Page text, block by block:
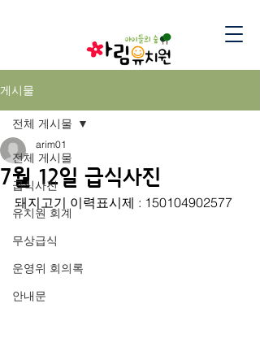
게시물
전체 게시물
급식사진
유치원 회계
무상급식
운영위 회의록
안내문
전체 게시물
7월 12일 급식사진
arim01
돼지고기 이력표시제 : 150104902577